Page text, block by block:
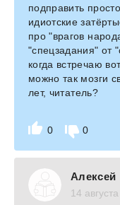
0 0
подправить
идиотские
про "врагов
"спецзадания" от
когда встречаю
можно так мозги
лет, читатель?
Алексей
14 августа